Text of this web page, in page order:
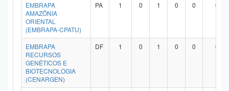
EMBRAPA
AMAZÔNIA
ORIENTAL
(EMBRAPA-CPATU)
PA 1 0 1 0 0 0
EMBRAPA
RECURSOS
GENÉTICOS E
BIOTECNOLOGIA
(CENARGEN)
DF 1 0 1 0 0 0